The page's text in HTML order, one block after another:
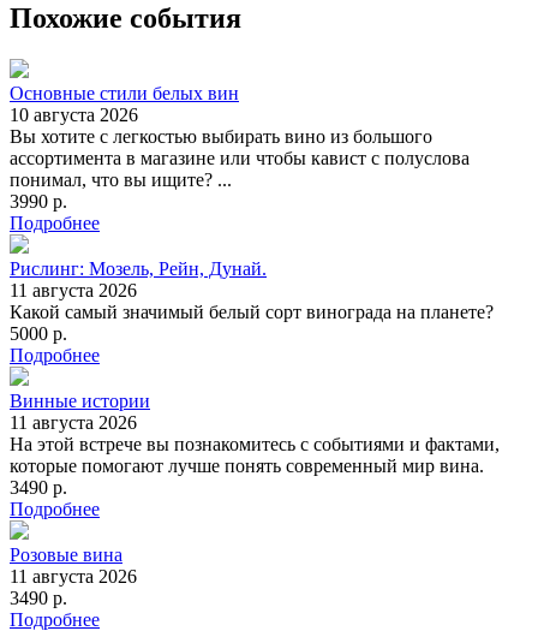
Похожие события
Основные стили белых вин
10 августа 2026
Вы хотите с легкостью выбирать вино из большого
ассортимента в магазине или чтобы кавист с полуслова
понимал, что вы ищите? ...
3990 р.
Подробнее
Рислинг: Мозель, Рейн, Дунай.
11 августа 2026
Какой самый значимый белый сорт винограда на планете?
5000 р.
Подробнее
Винные истории
11 августа 2026
На этой встрече вы познакомитесь с событиями и фактами,
которые помогают лучше понять современный мир вина.
3490 р.
Подробнее
Розовые вина
11 августа 2026
3490 р.
Подробнее